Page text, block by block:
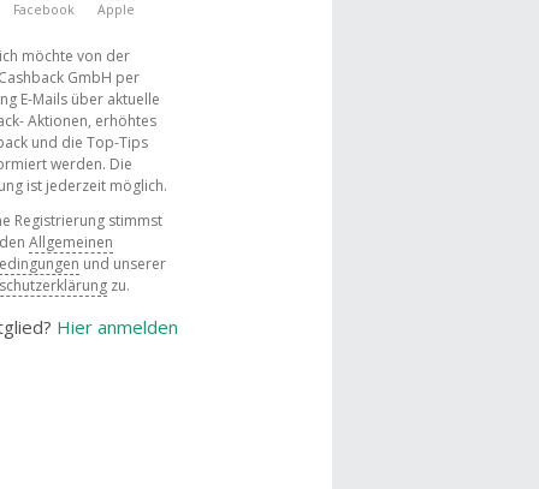
Facebook Apple
ich möchte von der
GmbH per
E-Mails über aktuelle
Aktionen, erhöhtes
und die Top-Tips
werden. Die
ist jederzeit möglich.
Registrierung stimmst
Allgemeinen
und unserer
zu.
Hier anmelden